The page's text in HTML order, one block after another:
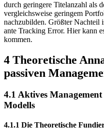
Vorteile dieser Methode sind
durch geringere Titelanzahl als
vergleichsweise geringem
nachzubilden. Größter Nachteil
ante Tracking Error. Hier kann
4 Theoretische
passiven
4.1 Aktives